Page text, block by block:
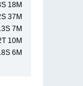
18M
37M
7M
10M
6M